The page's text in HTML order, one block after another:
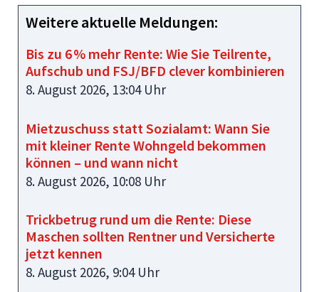
Weitere aktuelle Meldungen:
Bis zu 6 % mehr Rente: Wie Sie Teilrente,
Aufschub und FSJ/BFD clever kombinieren
8. August 2026, 13:04 Uhr
Mietzuschuss statt Sozialamt: Wann Sie
mit kleiner Rente Wohngeld bekommen
können – und wann nicht
8. August 2026, 10:08 Uhr
Trickbetrug rund um die Rente: Diese
Maschen sollten Rentner und Versicherte
jetzt kennen
8. August 2026, 9:04 Uhr